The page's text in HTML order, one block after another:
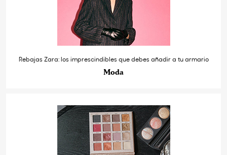
Rebajas Zara: los imprescindibles que debes añadir a tu armario
Moda